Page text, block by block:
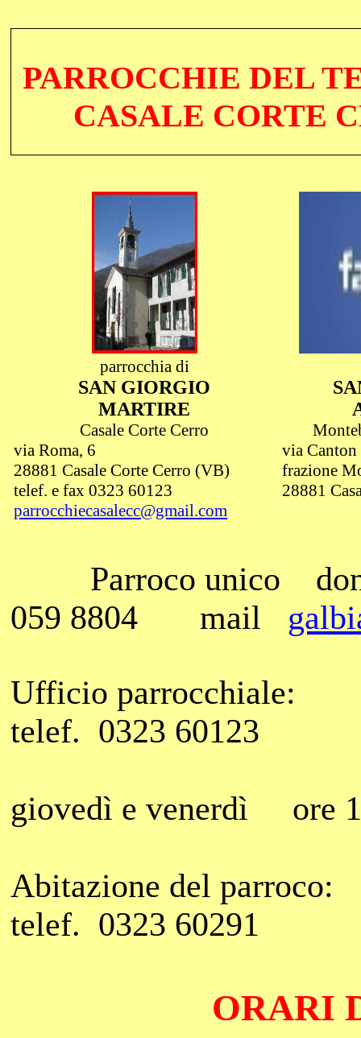
PARROCCHIE DEL
CASALE CORTE
parrocchia di
SAN GIORGIO
MARTIRE
Casale Corte Cerro
via Roma, 6
28881 Casale Corte Cerro (VB)
telef. e fax 0323 60123
parrocchiecasalecc@gmail.com
via
frazione
28881
Parroco unico
059 8804
mail
Ufficio parrocchiale:
telef. 0323 60123
giovedì e venerdì ore
Abitazione del parroco:
telef. 0323 60291
ORARI